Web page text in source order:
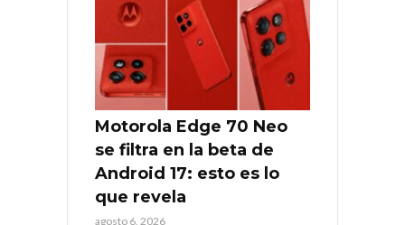
Motorola Edge 70 Neo
se filtra en la beta de
Android 17: esto es lo
que revela
agosto 6, 2026